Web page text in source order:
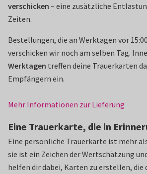
verschicken – eine zusätzliche
Zeiten.
Bestellungen, die an Werktagen vor
verschicken wir noch am selben Tag.
Werktagen treffen deine Trauerkarten
Empfängern ein.
Mehr Informationen zur Lieferung
Eine Trauerkarte, die in
Eine persönliche Trauerkarte ist mehr
sie ist ein Zeichen der Wertschätzung
helfen dir dabei, Karten zu erstellen, die